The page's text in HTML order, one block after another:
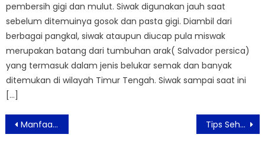
pembersih gigi dan mulut. Siwak digunakan jauh saat
sebelum ditemuinya gosok dan pasta gigi. Diambil dari
berbagai pangkal, siwak ataupun diucap pula miswak
merupakan batang dari tumbuhan arak( Salvador persica)
yang termasuk dalam jenis belukar semak dan banyak
ditemukan di wilayah Timur Tengah. Siwak sampai saat ini
[…]
Post
navigation
Manfaat Menggunakan Skincare Setiap Hari Tips Sehat Untuk Pasien Covid-19 Saat Isoman